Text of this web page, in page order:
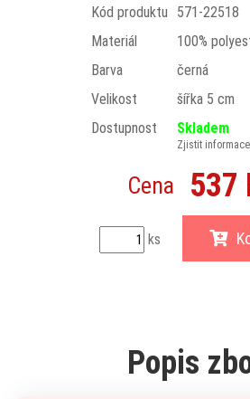
Kód produktu
571-22518
Materiál
100%
Barva
černá
Velikost
šířka 5 cm
Dostupnost
Skladem
Zjistit
Cena 537
ks
Popis